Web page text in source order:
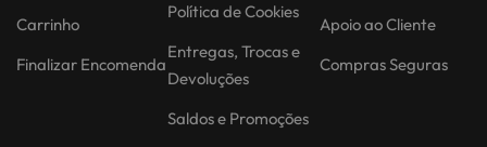
Carrinho
Finalizar Encomenda
Política de Cookies
Entregas, Trocas e
Devoluções
Saldos e Promoções
Apoio ao Cliente
Compras Seguras